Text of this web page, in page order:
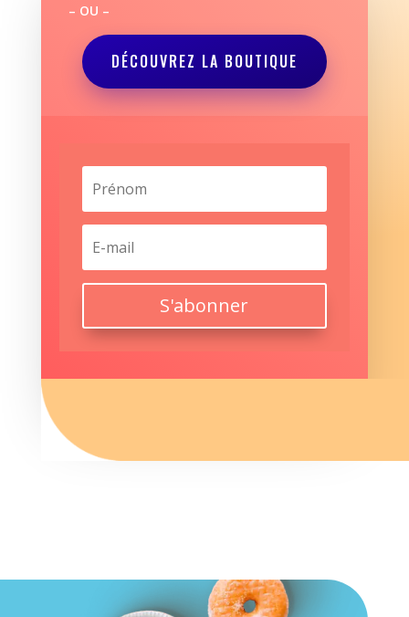
– OU –
DÉCOUVREZ LA BOUTIQUE
S'abonner